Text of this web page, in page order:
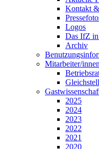
Kontakt
Logos
Das IfZ
Archiv
Mitarbeiter/innen
2025
2024
2023
2022
2021
2020